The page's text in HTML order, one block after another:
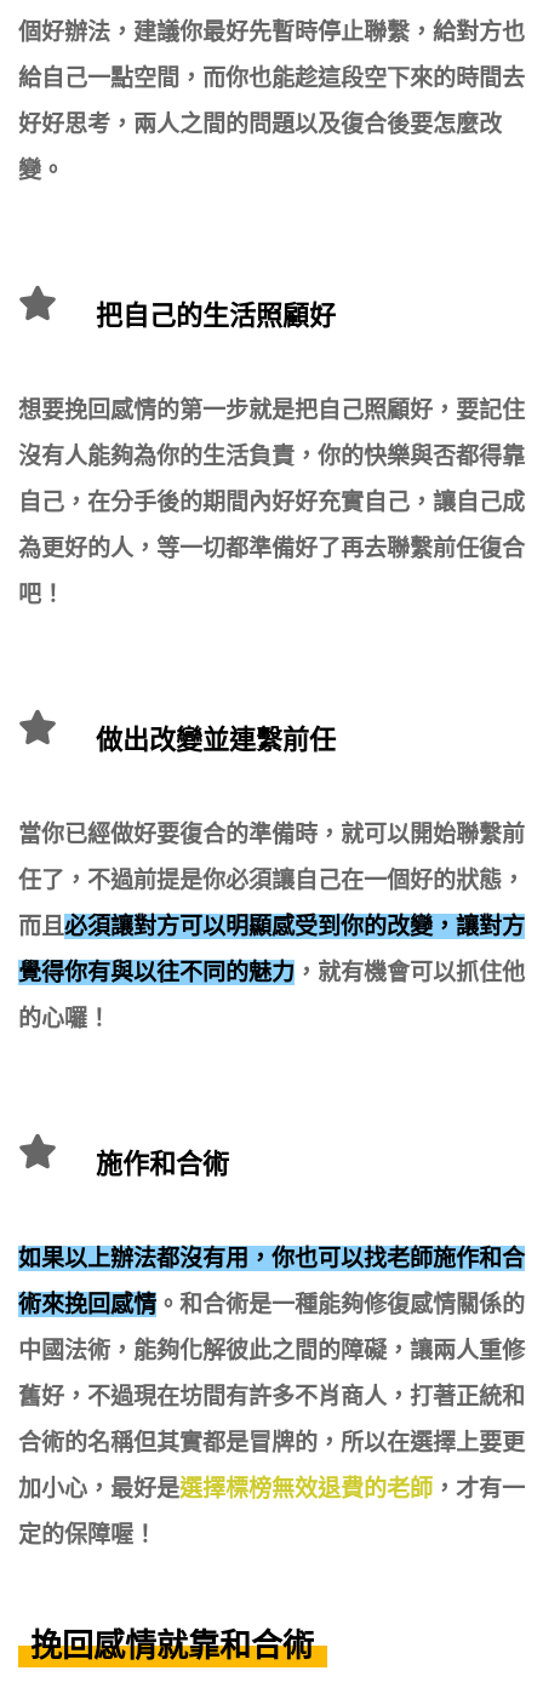
個好辦法，建議你最好先暫時停止聯繫，給對方也
給自己一點空間，而你也能趁這段空下來的時間去
好好思考，兩人之間的問題以及復合後要怎麼改
變。
把自己的生活照顧好
想要挽回感情的第一步就是把自己照顧好，要記住
沒有人能夠為你的生活負責，你的快樂與否都得靠
自己，在分手後的期間內好好充實自己，讓自己成
為更好的人，等一切都準備好了再去聯繫前任復合
吧！
做出改變並連繫前任
當你已經做好要復合的準備時，就可以開始聯繫前
任了，不過前提是你必須讓自己在一個好的狀態，
而且必須讓對方可以明顯感受到你的改變，讓對方
覺得你有與以往不同的魅力 ，就有機會可以抓住他
的心囉！
施作和合術
如果以上辦法都沒有用，你也可以找老師施作和合
術來挽回感情 。和合術是一種能夠修復感情關係的
中國法術，能夠化解彼此之間的障礙，讓兩人重修
舊好，不過現在坊間有許多不肖商人，打著正統和
合術的名稱但其實都是冒牌的，所以在選擇上要更
加小心，最好是選擇標榜無效退費的老師 ，才有一
定的保障喔！
挽回感情就靠和合術